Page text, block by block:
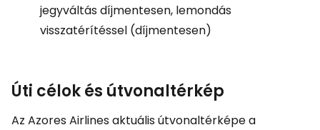
jegyváltás díjmentesen, lemondás
visszatérítéssel (díjmentesen)
Úti célok és útvonaltérkép
Az Azores Airlines aktuális útvonaltérképe a